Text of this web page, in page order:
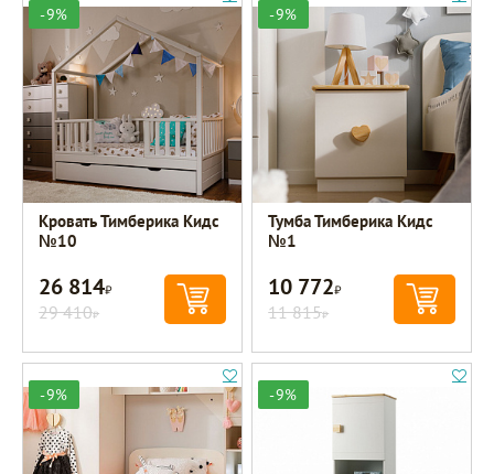
-9%
Кровать Тимберика Кидс
№10
26 814Р
29 410Р
-9%
Тумба Тимберика Кидс
№1
10 772Р
11 815Р
-9% -9%